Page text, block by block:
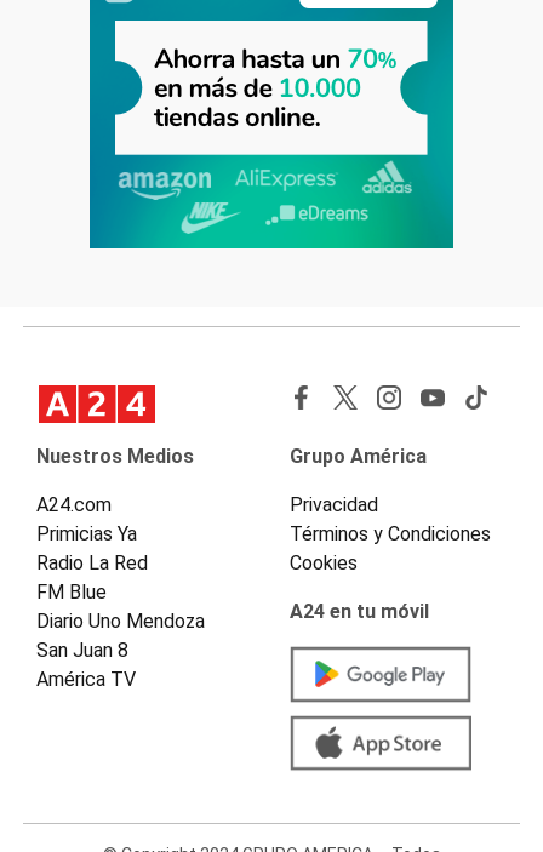
Nuestros Medios
A24.com
Primicias Ya
Radio La Red
FM Blue
Diario Uno Mendoza
San Juan 8
América TV
Grupo América
Privacidad
Términos y Condiciones
Cookies
A24 en tu móvil